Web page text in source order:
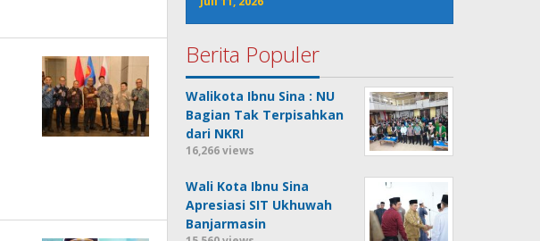
Berita Populer
Walikota Ibnu Sina : NU
Bagian Tak Terpisahkan
dari NKRI
16,266 views
Wali Kota Ibnu Sina
Apresiasi SIT Ukhuwah
Banjarmasin